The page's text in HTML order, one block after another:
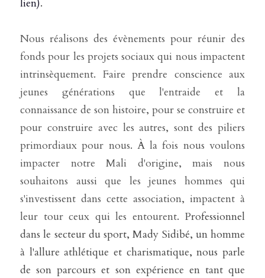
lien).
Nous réalisons des évènements pour réunir des
fonds pour les projets sociaux qui nous impactent
intrinsèquement. Faire prendre conscience aux
jeunes générations que l'entraide et la
connaissance de son histoire, pour se construire et
pour construire avec les autres, sont des piliers
primordiaux pour nous. À la fois nous voulons
impacter notre Mali d'origine, mais nous
souhaitons aussi que les jeunes hommes qui
s'investissent dans cette association, impactent à
leur tour ceux qui les entourent. Professionnel
dans le secteur du sport, Mady Sidibé, un homme
à l'allure athlétique et charismatique, nous parle
de son parcours et son expérience en tant que